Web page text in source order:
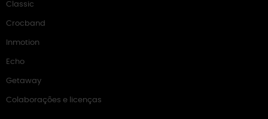
Classic
Crocband
Inmotion
Echo
Getaway
Colaborações e licenças